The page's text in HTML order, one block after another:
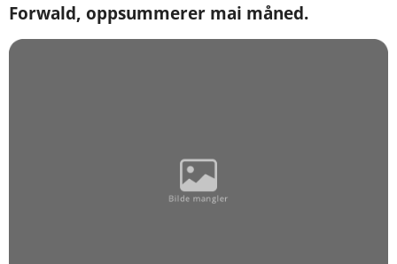
Forwald, oppsummerer mai måned.